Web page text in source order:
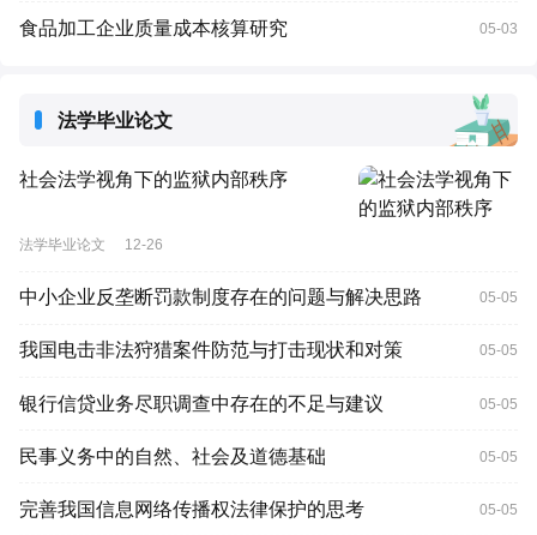
食品加工企业质量成本核算研究 05-03
法学毕业论文
社会法学视角下的监狱内部秩序
法学毕业论文 12-26
中小企业反垄断罚款制度存在的问题与解决思路 05-05
我国电击非法狩猎案件防范与打击现状和对策 05-05
银行信贷业务尽职调查中存在的不足与建议 05-05
民事义务中的自然、社会及道德基础 05-05
完善我国信息网络传播权法律保护的思考 05-05